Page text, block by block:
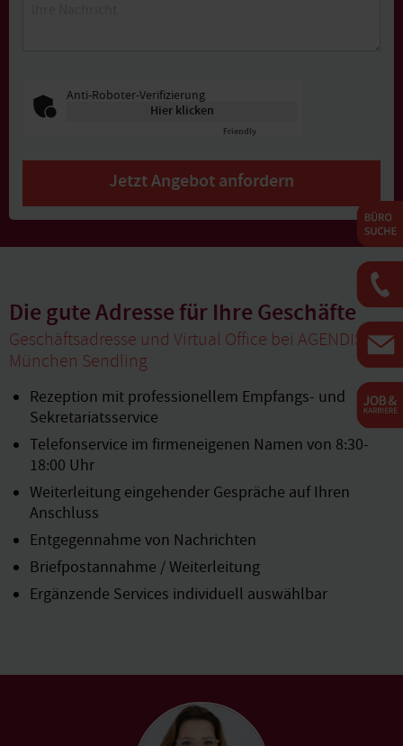
Anti-Roboter-Verifizierung
Hier klicken
Friendly
Jetzt Angebot anfordern
Die gute Adresse für Ihre Geschäfte
Geschäftsadresse und Virtual Office bei AGENDIS in
München Sendling
Rezeption mit professionellem Empfangs- und
Sekretariatsservice
Telefonservice im firmeneigenen Namen von 8:30-
18:00 Uhr
Weiterleitung eingehender Gespräche auf Ihren
Anschluss
Entgegennahme von Nachrichten
Briefpostannahme / Weiterleitung
Ergänzende Services individuell auswählbar